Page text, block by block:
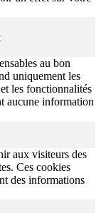
au bon
uniquement les
les fonctionnalités
aucune information
aux visiteurs des
Ces cookies
des informations